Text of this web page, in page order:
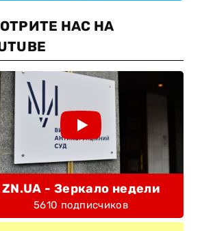
НАС НА
ZN.UA - Зеркало недели
5610 подписчиков